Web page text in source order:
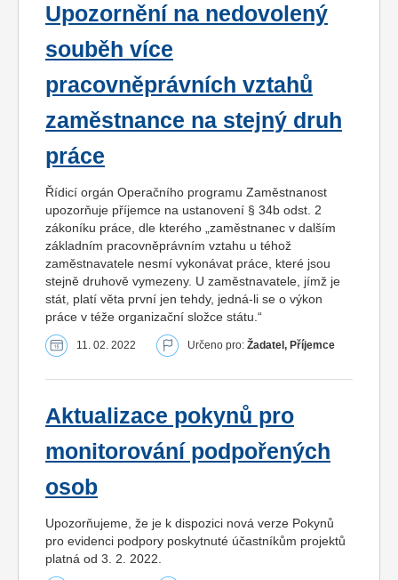
Upozornění na nedovolený
souběh více
pracovněprávních vztahů
zaměstnance na stejný druh
práce
Řídicí orgán Operačního programu Zaměstnanost
upozorňuje příjemce na ustanovení § 34b odst. 2
zákoníku práce, dle kterého „zaměstnanec v dalším
základním pracovněprávním vztahu u téhož
zaměstnavatele nesmí vykonávat práce, které jsou
stejně druhově vymezeny. U zaměstnavatele, jímž je
stát, platí věta první jen tehdy, jedná-li se o výkon
práce v téže organizační složce státu.“
11. 02. 2022 Určeno pro: Žadatel, Příjemce
Aktualizace pokynů pro
monitorování podpořených
osob
Upozorňujeme, že je k dispozici nová verze Pokynů
pro evidenci podpory poskytnuté účastníkům projektů
platná od 3. 2. 2022.